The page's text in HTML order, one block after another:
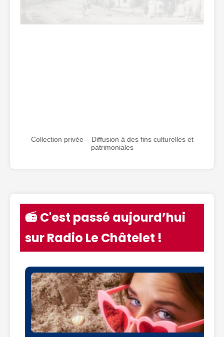
Collection privée – Diffusion à des fins culturelles et
patrimoniales
📻 C'est passé aujourd’hui
sur Radio Le Châtelet !